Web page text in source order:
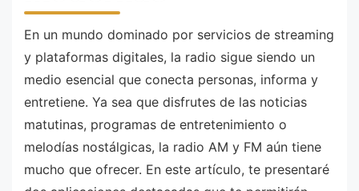
En un mundo dominado por servicios de streaming
y plataformas digitales, la radio sigue siendo un
medio esencial que conecta personas, informa y
entretiene. Ya sea que disfrutes de las noticias
matutinas, programas de entretenimiento o
melodías nostálgicas, la radio AM y FM aún tiene
mucho que ofrecer. En este artículo, te presentaré